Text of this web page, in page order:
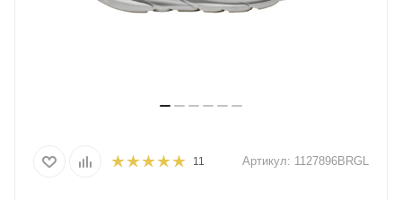
11 Артикул: 1127896BRGL